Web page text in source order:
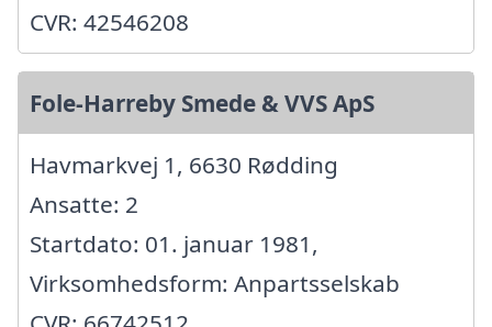
CVR: 42546208
Fole-Harreby Smede & VVS ApS
Havmarkvej 1, 6630 Rødding
Ansatte: 2
Startdato: 01. januar 1981,
Virksomhedsform: Anpartsselskab